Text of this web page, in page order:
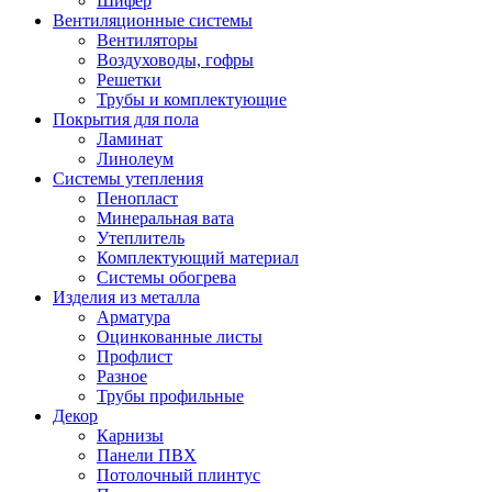
Вентиляционные системы
Вентиляторы
Воздуховоды, гофры
Решетки
Трубы и комплектующие
Покрытия для пола
Ламинат
Линолеум
Системы утепления
Пенопласт
Минеральная вата
Утеплитель
Комплектующий материал
Системы обогрева
Изделия из металла
Арматура
Оцинкованные листы
Профлист
Разное
Трубы профильные
Декор
Карнизы
Панели ПВХ
Потолочный плинтус